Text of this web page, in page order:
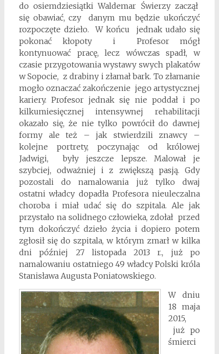
do osiemdziesiątki Waldemar Świerzy zaczął
się obawiać, czy danym mu będzie ukończyć
rozpoczęte dzieło. W końcu jednak udało się
pokonać kłopoty i Profesor mógł
kontynuować pracę, lecz wówczas spadł, w
czasie przygotowania wystawy swych plakatów
w Sopocie, z drabiny i złamał bark. To złamanie
mogło oznaczać zakończenie jego artystycznej
kariery. Profesor jednak się nie poddał i po
kilkumiesięcznej intensywnej rehabilitacji
okazało się, że nie tylko powrócił do dawnej
formy ale też – jak stwierdzili znawcy –
kolejne portrety, poczynając od królowej
Jadwigi, były jeszcze lepsze. Malował je
szybciej, odważniej i z zwiększą pasją. Gdy
pozostali do namalowania już tylko dwaj
ostatni władcy dopadła Profesora nieuleczalna
choroba i miał udać się do szpitala. Ale jak
przystało na solidnego człowieka, zdołał przed
tym dokończyć dzieło życia i dopiero potem
zgłosił się do szpitala, w którym zmarł w kilka
dni później 27 listopada 2013 r., już po
namalowaniu ostatniego 49 władcy Polski króla
Stanisława Augusta Poniatowskiego.
W dniu
18 maja
2015,
już po
śmierci